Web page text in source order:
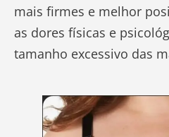
mais firmes e melhor
as dores físicas e
tamanho excessivo das